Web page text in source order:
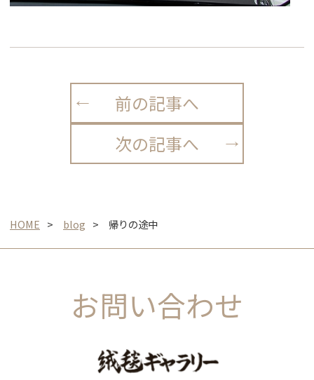
前の記事へ
次の記事へ
HOME blog 帰りの途中
お問い合わせ